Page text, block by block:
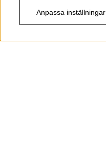
Anpassa inställningar